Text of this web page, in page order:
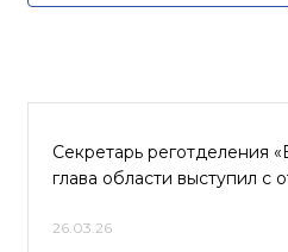
Секретарь реготделения
глава области выступил с
26.03.26